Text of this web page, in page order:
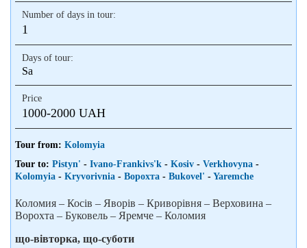
Number of days in tour:
1
Days of tour:
Sa
Price
1000-2000 UAH
Tour from: Kolomyia
Tour to: Pistyn' - Ivano-Frankivs'k - Kosiv - Verkhovyna -
Kolomyia - Kryvorivnia - Ворохта - Bukovel' - Yaremchе
Коломия – Косів – Яворів – Криворівня – Верховина –
Ворохта – Буковель – Яремче – Коломия
що-вівторка, що-суботи